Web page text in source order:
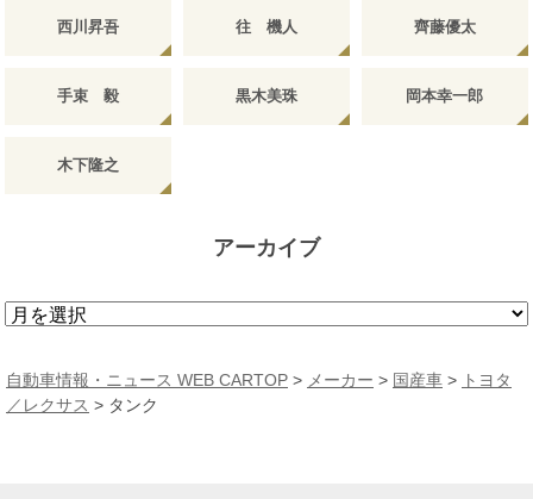
西川昇吾 往 機人 齊藤優太
手束 毅 黒木美珠 岡本幸一郎
木下隆之
アーカイブ
ア
カ
イ
自動車情報・ニュース WEB CARTOP > メーカー > 国産車 > トヨタ
／レクサス > タンク